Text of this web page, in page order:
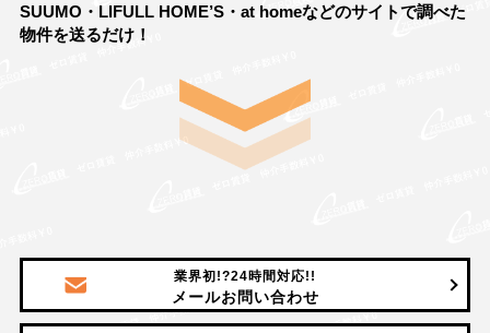
SUUMO・LIFULL HOME’S・at homeなどのサイトで調べた
物件を送るだけ！
業界初!?24時間対応!!
メールお問い合わせ